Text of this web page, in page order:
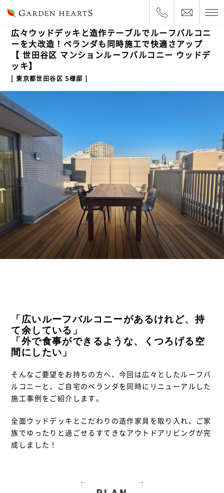
2026.5.8 マンションベランダ
東京都世田谷区 S様邸
広々ウッドデッキと造作テーブルでルーフバルコニ
ーを大改造！ベランダも同時施工で快適さアップ
【 世田谷区 マンションルーフバルコニー ウッドデ
ッキ】
「広いルーフバルコニーがあるけれど、持
て余している」
「外で食事ができるような、くつろげる空
間にしたい」
そんなご要望をお持ちの方へ、今回は広々としたルーフバ
ルコニーと、ご自宅のベランダを同時にリニューアルした
施工事例をご紹介します。
全面ウッドデッキとこだわりの造作家具を取り入れ、ご家
族でゆったりと過ごせるすてきなアウトドアリビングが完
成しました！